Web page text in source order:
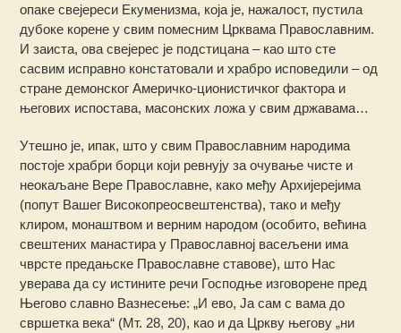
опаке свејереси Екуменизма, која је, нажалост, пустила
дубоке корене у свим помесним Црквама Православним.
И заиста, ова свејерес је подстицана – као што сте
сасвим исправно констатовали и храбро исповедили – од
стране демонског Америчко-ционистичког фактора и
његових испостава, масонских ложа у свим државама…
Утешно је, ипак, што у свим Православним народима
постоје храбри борци који ревнују за очување чисте и
неокаљане Вере Православне, како међу Архијерејима
(попут Вашег Високопреосвештенства), тако и међу
клиром, монаштвом и верним народом (особито, већина
свештених манастира у Православној васељени има
чврсте предањске Православне ставове), што Нас
уверава да су истините речи Господње изговорене пред
Његово славно Вазнесење: „И ево, Ја сам с вама до
свршетка века“ (Мт. 28, 20), као и да Цркву његову „ни